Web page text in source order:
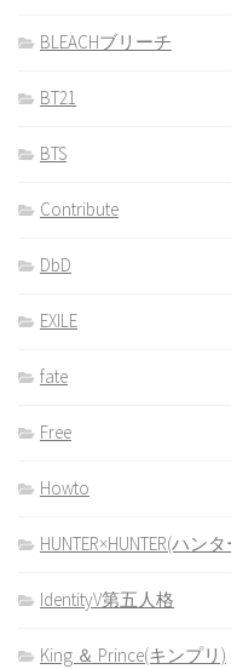
BLEACHブリーチ
BT21
BTS
Contribute
DbD
EXILE
fate
Free
Howto
HUNTER×HUNTER(ハン
IdentityV第五人格
King ＆ Prince(キンプリ)